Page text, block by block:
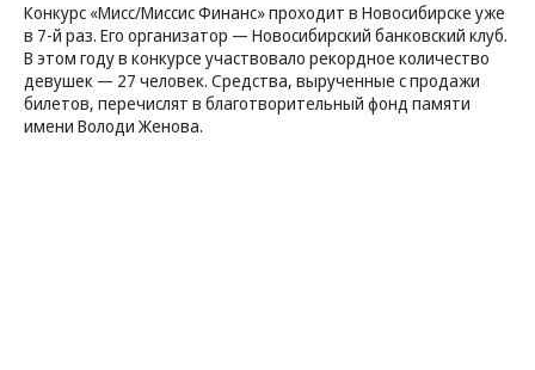
Конкурс «Мисс/Миссис Финанс» проходит в Новосибирске уже
в 7-й раз. Его организатор — Новосибирский банковский клуб.
В этом году в конкурсе участвовало рекордное количество
девушек — 27 человек. Средства, вырученные с продажи
билетов, перечислят в благотворительный фонд памяти
имени Володи Женова.